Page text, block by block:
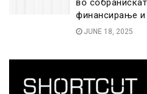
во
финансирање и
JUNE 18, 2025